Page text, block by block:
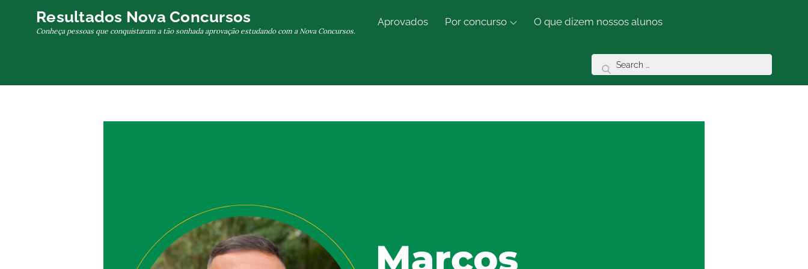
Resultados Nova Concursos
Conheça pessoas que conquistaram a tão sonhada aprovação estudando com a Nova Concursos.
Aprovados Por concurso O que dizem nossos alunos
Search
for: